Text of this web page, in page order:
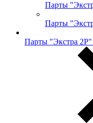
Парты
Парты
Парты "Экстра 2Р"